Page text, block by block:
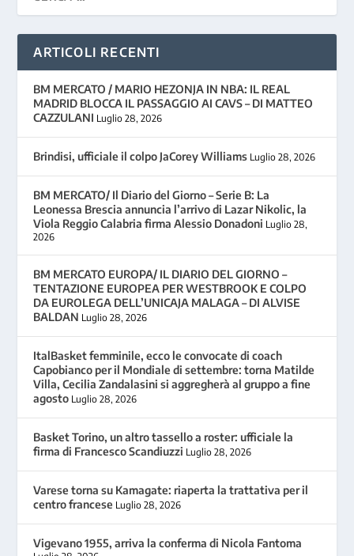
ARTICOLI RECENTI
BM MERCATO / MARIO HEZONJA IN NBA: IL REAL
MADRID BLOCCA IL PASSAGGIO AI CAVS – DI MATTEO
CAZZULANI Luglio 28, 2026
Brindisi, ufficiale il colpo JaCorey Williams Luglio 28, 2026
BM MERCATO/ Il Diario del Giorno – Serie B: La
Leonessa Brescia annuncia l’arrivo di Lazar Nikolic, la
Viola Reggio Calabria firma Alessio Donadoni Luglio 28,
2026
BM MERCATO EUROPA/ IL DIARIO DEL GIORNO –
TENTAZIONE EUROPEA PER WESTBROOK E COLPO
DA EUROLEGA DELL’UNICAJA MALAGA – DI ALVISE
BALDAN Luglio 28, 2026
ItalBasket femminile, ecco le convocate di coach
Capobianco per il Mondiale di settembre: torna Matilde
Villa, Cecilia Zandalasini si aggregherà al gruppo a fine
agosto Luglio 28, 2026
Basket Torino, un altro tassello a roster: ufficiale la
firma di Francesco Scandiuzzi Luglio 28, 2026
Varese torna su Kamagate: riaperta la trattativa per il
centro francese Luglio 28, 2026
Vigevano 1955, arriva la conferma di Nicola Fantoma